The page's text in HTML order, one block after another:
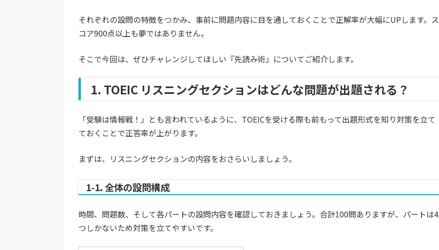
それぞれの設問の特徴をつかみ、事前に問題内容に目を通しておくことで正解率が大幅にUPします。ス
コア900点以上も夢ではありません。
そこで今回は、ぜひチャレンジしてほしい『先読み術』についてご紹介します。
1. TOEIC リスニングセクションはどんな問題が出題される？
「受験は情報戦！」とも言われているように、TOEICを受ける際も前もって出題形式を知り対策を立て
ておくことで正答率が上がります。
まずは、リスニングセクションの内容をおさらいしましょう。
1-1. 全体の設問構成
時間、問題数、そして各パートの設問内容を確認しておきましょう。合計100問ありますが、パートは4
つしかないため対策を立てやすいです。